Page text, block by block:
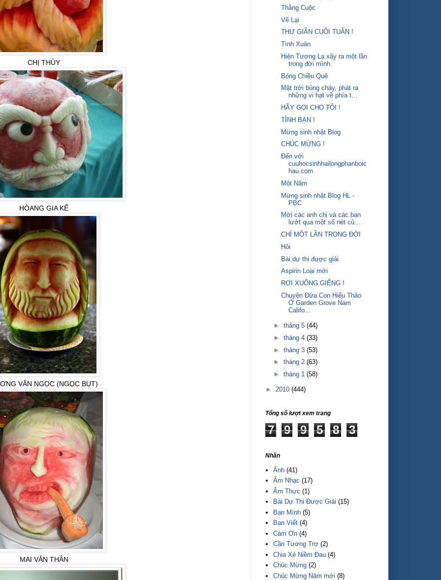
CHỊ THÙY
HÒANG GIA KẾ
VĂN NGỌC (NGỌC BỤT)
MAI VĂN THÂN
Thằng Cuộc
Vẽ Lại
THƯ GIÃN CUỐI TUẦN !
Tình Xuân
Hiện Tượng Lạ xãy ra một lần
trong đời mình.
Bóng Chiều Quê
Mặt trời bùng cháy, phát ra
những vi hạt về phía t...
HÃY GỌI CHO TÔI !
TÌNH BẠN !
Mừng sinh nhật Blog
CHÚC MỪNG !
Đến với
cuuhocsinhhailongphanboic
hau.com
Một Năm
Mừng sinh nhật Blog HL -
PBC
Mời các anh chị và các bạn
lướt qua một số nét củ...
CHỈ MỘT LẦN TRONG ĐỜI
Hỏi
Bài dự thi được giải
Aspirin Loại mới
RƠI XUỐNG GIẾNG !
Chuyện Đứa Con Hiếu Thảo
Ở Garden Grove Nam
Califo...
► tháng 5 (44)
► tháng 4 (33)
► tháng 3 (53)
► tháng 2 (63)
► tháng 1 (58)
► 2010 (444)
Tổng số lượt xem trang
7 9 9 5 8 3
Nhãn
Ảnh (41)
Âm Nhạc (17)
Ẩm Thực (1)
Bài Dự Thi Được Giải (15)
Bạn Mình (5)
Bạn Viết (4)
Cám Ơn (4)
Cần Tương Trợ (2)
Chia Xẻ Niềm Đau (4)
Chúc Mừng (2)
Chúc Mừng Năm mới (8)